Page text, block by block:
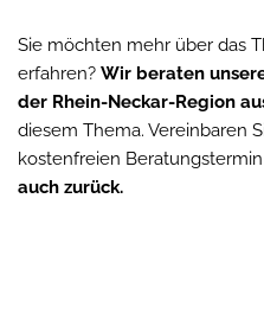
Sie möchten mehr über das
erfahren? Wir beraten
der Rhein-Neckar-Region
diesem Thema. Vereinbaren
kostenfreien
auch zurück.